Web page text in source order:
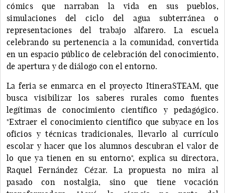
cómics que narraban la vida en sus pueblos,
simulaciones del ciclo del agua subterránea o
representaciones del trabajo alfarero. La escuela
celebrando su pertenencia a la comunidad, convertida
en un espacio público de celebración del conocimiento,
de apertura y de diálogo con el entorno.
La feria se enmarca en el proyecto ItineraSTEAM, que
busca visibilizar los saberes rurales como fuentes
legítimas de conocimiento científico y pedagógico.
"Extraer el conocimiento científico que subyace en los
oficios y técnicas tradicionales, llevarlo al currículo
escolar y hacer que los alumnos descubran el valor de
lo que ya tienen en su entorno", explica su directora,
Raquel Fernández Cézar. La propuesta no mira al
pasado con nostalgia, sino que tiene vocación